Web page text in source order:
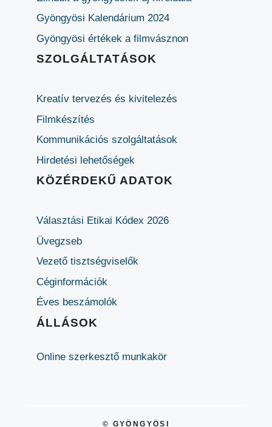
Gyöngyösi Kalendárium 2024
Gyöngyösi értékek a filmvásznon
SZOLGÁLTATÁSOK
Kreatív tervezés és kivitelezés
Filmkészítés
Kommunikációs szolgáltatások
Hirdetési lehetőségek
KÖZÉRDEKŰ ADATOK
Választási Etikai Kódex 2026
Üvegzseb
Vezető tisztségviselők
Céginformációk
Éves beszámolók
ÁLLÁSOK
Online szerkesztő munkakör
© GYÖNGYÖSI